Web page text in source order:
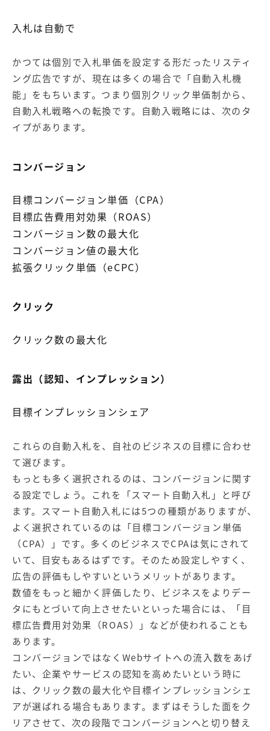
入札は自動で
かつては個別で入札単価を設定する形だったリスティ
ング広告ですが、現在は多くの場合で「自動入札機
能」をもちいます。つまり個別クリック単価制から、
自動入札戦略への転換です。自動入戦略には、次のタ
イプがあります。
コンバージョン
目標コンバージョン単価（CPA）
目標広告費用対効果（ROAS）
コンバージョン数の最大化
コンバージョン値の最大化
拡張クリック単価（eCPC）
クリック
クリック数の最大化
露出（認知、インプレッション）
目標インプレッションシェア
これらの自動入札を、自社のビジネスの目標に合わせ
て選びます。
もっとも多く選択されるのは、コンバージョンに関す
る設定でしょう。これを「スマート自動入札」と呼び
ます。スマート自動入札には5つの種類がありますが、
よく選択されているのは「目標コンバージョン単価
（CPA）」です。多くのビジネスでCPAは気にされて
いて、目安もあるはずです。そのため設定しやすく、
広告の評価もしやすいというメリットがあります。
数値をもっと細かく評価したり、ビジネスをよりデー
タにもとづいて向上させたいといった場合には、「目
標広告費用対効果（ROAS）」などが使われることも
あります。
コンバージョンではなくWebサイトへの流入数をあげ
たい、企業やサービスの認知を高めたいという時に
は、クリック数の最大化や目標インプレッションシェ
アが選ばれる場合もあります。まずはそうした面をク
リアさせて、次の段階でコンバージョンへと切り替え